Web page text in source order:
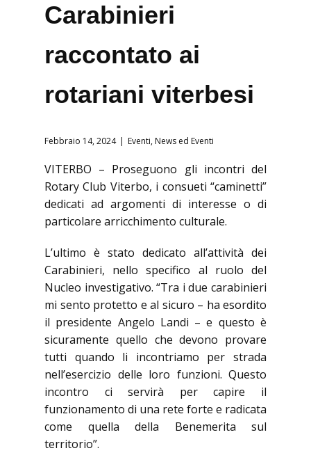
Carabinieri
raccontato ai
rotariani viterbesi
Febbraio 14, 2024 Eventi, News ed Eventi
VITERBO – Proseguono gli incontri del
Rotary Club Viterbo, i consueti “caminetti”
dedicati ad argomenti di interesse o di
particolare arricchimento culturale.
L’ultimo è stato dedicato all’attività dei
Carabinieri, nello specifico al ruolo del
Nucleo investigativo. “Tra i due carabinieri
mi sento protetto e al sicuro – ha esordito
il presidente Angelo Landi – e questo è
sicuramente quello che devono provare
tutti quando li incontriamo per strada
nell’esercizio delle loro funzioni. Questo
incontro ci servirà per capire il
funzionamento di una rete forte e radicata
come quella della Benemerita sul
territorio”.